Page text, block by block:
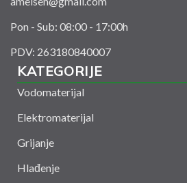
Pon - Sub: 08:00 - 17:00h
PDV: 263180840007
KATEGORIJE
Vodomaterijal
Elektromaterijal
Grijanje
Hlađenje